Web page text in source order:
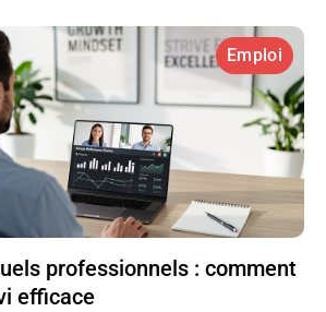
Emploi
professionnels : comment
efficace